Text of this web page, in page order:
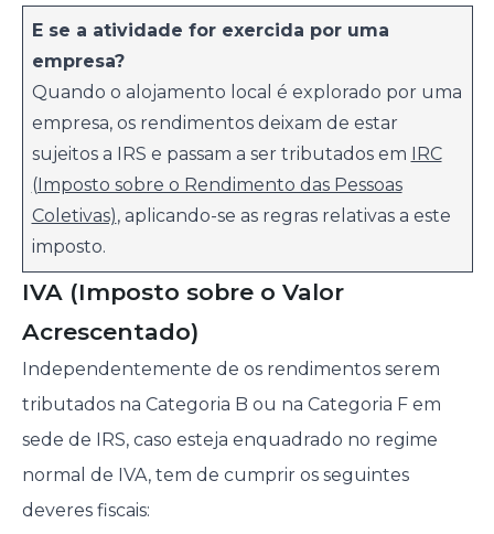
E se a atividade for exercida por uma
empresa?
Quando o alojamento local é explorado por uma
empresa, os rendimentos deixam de estar
sujeitos a IRS e passam a ser tributados em
IRC
(Imposto sobre o Rendimento das Pessoas
Coletivas), aplicando-se as regras relativas a este
imposto.
IVA (Imposto sobre o Valor
Acrescentado)
Independentemente de os rendimentos serem
tributados na Categoria B ou na Categoria F em
sede de IRS, caso esteja enquadrado no regime
normal de IVA, tem de cumprir os seguintes
deveres fiscais: